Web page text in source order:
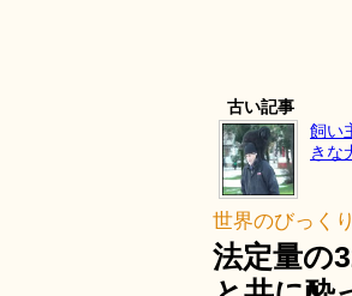
古い記事
飼い
きな
世界のびっく
法定量の